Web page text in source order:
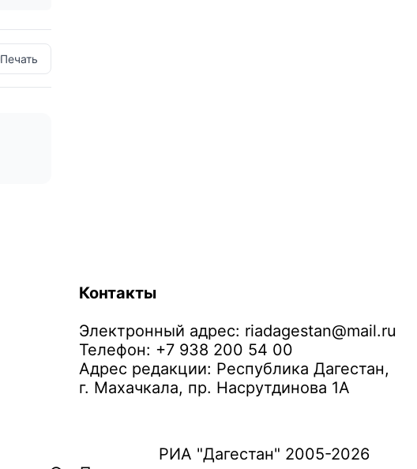
Печать
Контакты
Электронный адрес: riadagestan@mail.ru
Телефон: +7 938 200 54 00
Адрес редакции: Республика Дагестан,
г. Махачкала, пр. Насрутдинова 1А
РИА "Дагестан" 2005-2026